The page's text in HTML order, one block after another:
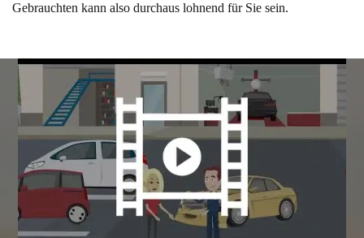
Gebrauchten kann also durchaus lohnend für Sie sein.